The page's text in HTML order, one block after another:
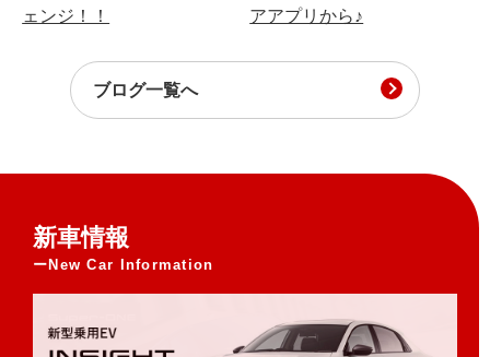
ェンジ！！
アアプリから♪
ブログ一覧へ
新車情報
New Car Information